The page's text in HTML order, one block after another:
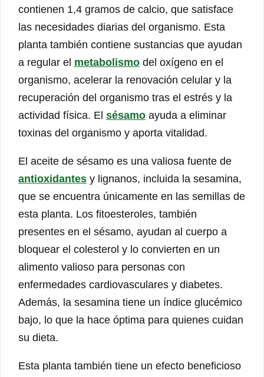
contienen 1,4 gramos de calcio, que satisface
las necesidades diarias del organismo. Esta
planta también contiene sustancias que ayudan
a regular el metabolismo del oxígeno en el
organismo, acelerar la renovación celular y la
recuperación del organismo tras el estrés y la
actividad física. El sésamo ayuda a eliminar
toxinas del organismo y aporta vitalidad.
El aceite de sésamo es una valiosa fuente de
antioxidantes y lignanos, incluida la sesamina,
que se encuentra únicamente en las semillas de
esta planta. Los fitoesteroles, también
presentes en el sésamo, ayudan al cuerpo a
bloquear el colesterol y lo convierten en un
alimento valioso para personas con
enfermedades cardiovasculares y diabetes.
Además, la sesamina tiene un índice glucémico
bajo, lo que la hace óptima para quienes cuidan
su dieta.
Esta planta también tiene un efecto beneficioso